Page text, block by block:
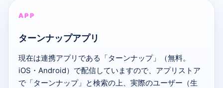
APP
ターンナップアプリ
現在は連携アプリである「ターンナップ」（無料。
iOS・Android）で配信していますので、アプリストア
で「ターンナップ」と検索の上、実際のユーザー（生